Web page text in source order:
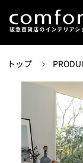
トップ